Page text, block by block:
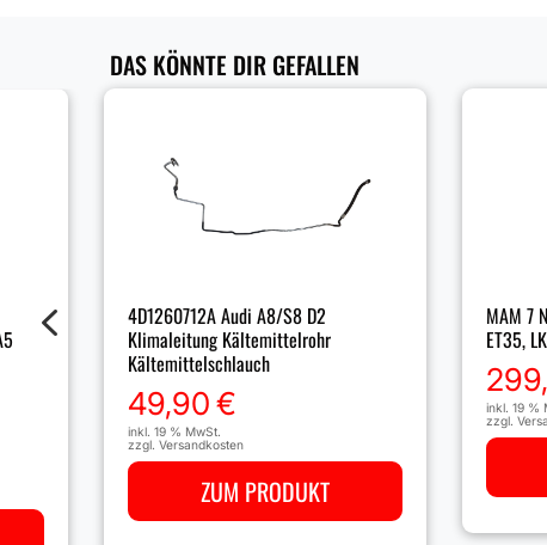
DAS KÖNNTE DIR GEFALLEN
4D1260712A Audi A8/S8 D2
Klimaleitung Kältemittelrohr
Kältemittelschlauch
49,90€
inkl. 19 % MwSt.
zzgl. Versandkosten
ZUM PRODUKT
MAM 7
ET35,
inkl. 19 %
zzgl.
4